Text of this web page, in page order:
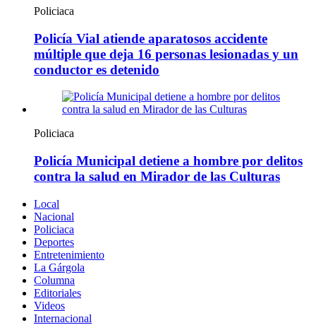
Policiaca
Policía Vial atiende aparatosos accidente
múltiple que deja 16 personas lesionadas y un
conductor es detenido
Policiaca
Policía Municipal detiene a hombre por delitos
contra la salud en Mirador de las Culturas
Local
Nacional
Policiaca
Deportes
Entretenimiento
La Gárgola
Columna
Editoriales
Videos
Internacional